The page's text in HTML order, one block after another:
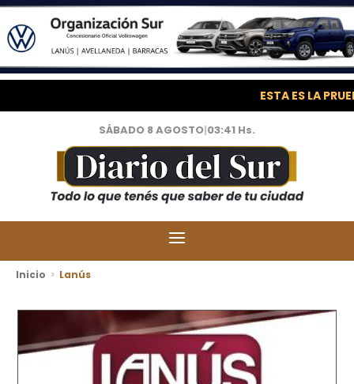
ESTA ES LA
SÁBADO 8 AGOSTO|03:41 Hs.
Inicio > Lanús